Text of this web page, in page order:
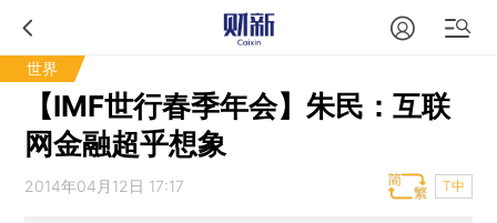
世界
【IMF世行春季年会】朱民：互联
网金融超乎想象
2014年04月12日 17:17 T中